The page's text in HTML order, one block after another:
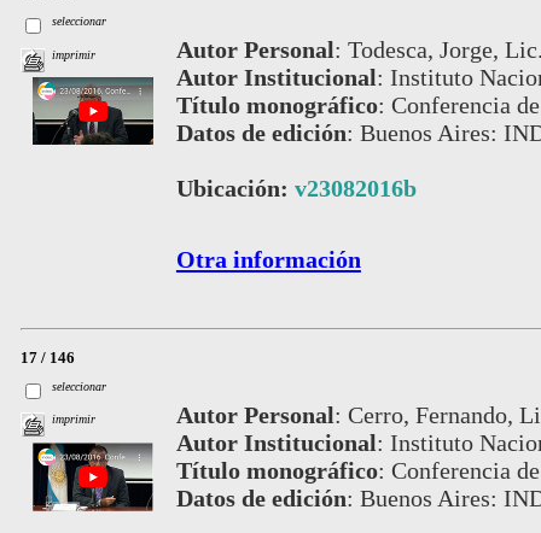
seleccionar
imprimir Autor Personal: Todesca, Jorge,
Autor Institucional: Instituto
Título monográfico: Conferencia
Datos de edición: Buenos Aires:
Ubicación: v23082016b
Otra información
17 / 146
seleccionar
imprimir Autor Personal: Cerro, Fernando,
Autor Institucional: Instituto
Título monográfico: Conferencia
Datos de edición: Buenos Aires: